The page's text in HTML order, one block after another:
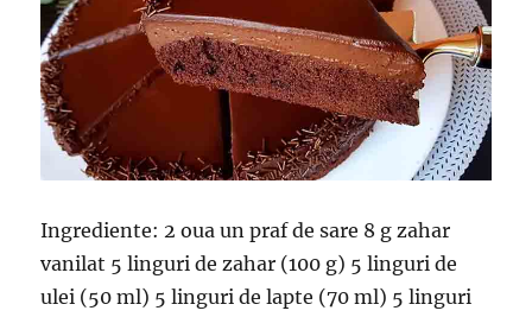
Ingrediente: 2 oua un praf de sare 8 g zahar
vanilat 5 linguri de zahar (100 g) 5 linguri de
ulei (50 ml) 5 linguri de lapte (70 ml) 5 linguri